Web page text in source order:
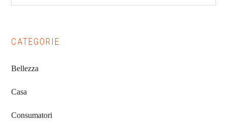
website
CATEGORIE
Bellezza
Casa
Consumatori